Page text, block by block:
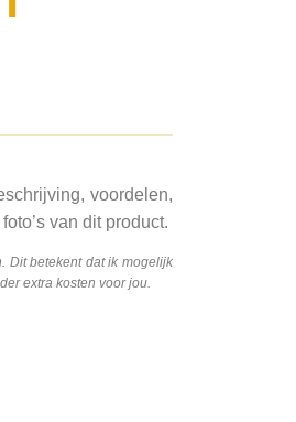
voordelen,
van dit product.
Dit betekent dat ik mogelijk
extra kosten voor jou.